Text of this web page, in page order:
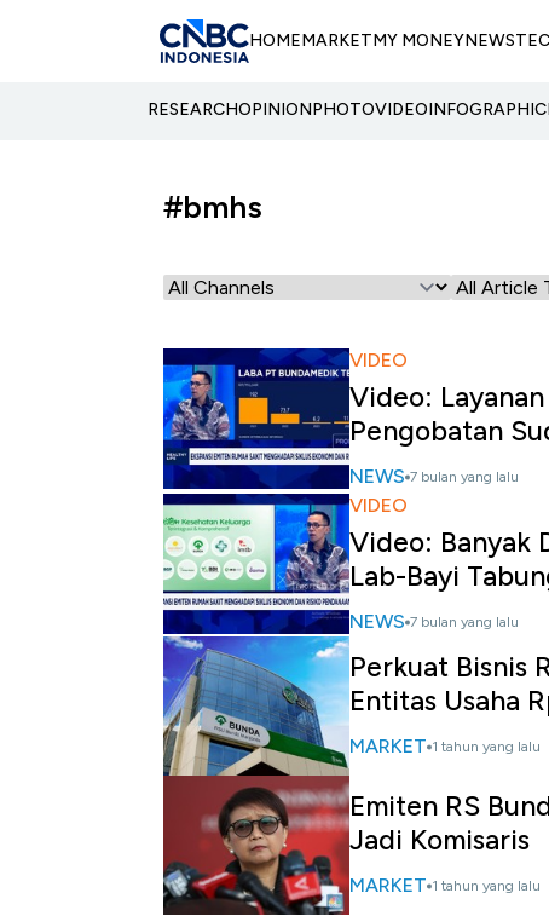
HOMEMARKETMY MONEYNEWS
RESEARCHOPINIONPHOTOVIDEOINFOGRAPHIC
#bmhs
VIDEO
Video:
Pengobatan
NEWS 7 bulan yang lalu
VIDEO
Video: Banyak
Lab-Bayi
NEWS 7 bulan yang lalu
Perkuat Bisnis
Entitas Usaha
MARKET 1 tahun yang lalu
Emiten RS
Jadi Komisaris
MARKET 1 tahun yang lalu